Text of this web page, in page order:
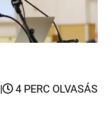
| 4 PERC OLVASÁS